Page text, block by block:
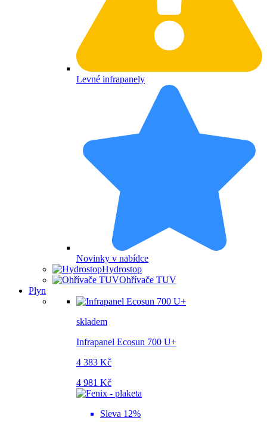
Levné infrapanely
Novinky v nabídce
Hydrostop
Ohřívače TUV
Plyn
skladem
Infrapanel Ecosun 700 U+
4 383 Kč
4 981 Kč
Sleva 12%